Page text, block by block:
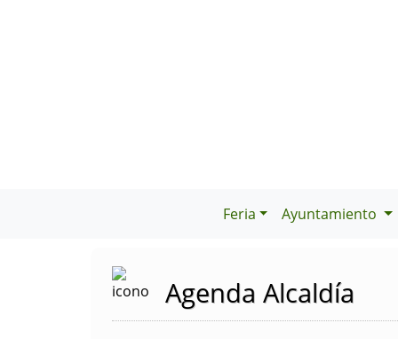
Feria Ayuntamiento
Agenda Alcaldía